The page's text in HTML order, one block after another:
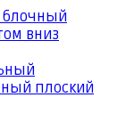
блочный
вниз
плоский